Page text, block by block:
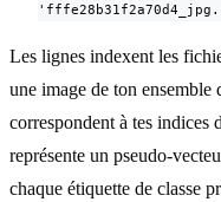
Les lignes indexent les
une image de ton ensemble
correspondent à tes indices
représente un pseudo-
chaque étiquette de classe